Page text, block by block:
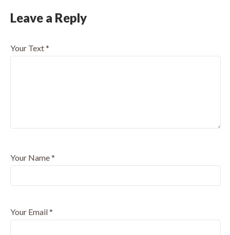
Leave a Reply
Your Text*
Your Name*
Your Email*